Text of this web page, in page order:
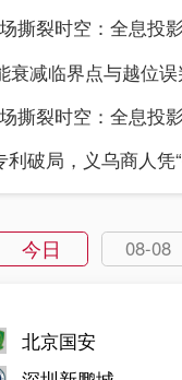
今日 08-08
北京国安